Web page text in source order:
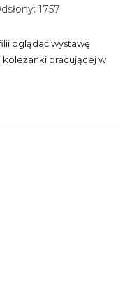
1757
oglądać wystawę
koleżanki pracującej w